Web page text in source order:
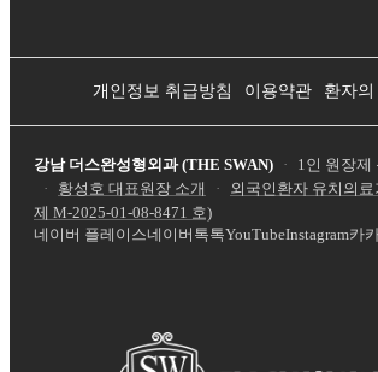
개인정보 취급방침 이용약관 환자의
강남 더스완성형외과 (THE SWAN) ·
1인 원장제
·
황성호 대표원장 소개 ·
외국인환자 유치의
제 M-2025-01-08-8471 호)
네이버 플레이스네이버톡톡YouTubeInstagram카